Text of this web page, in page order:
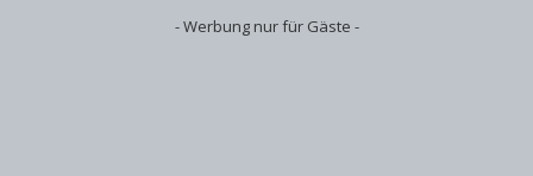
- Werbung nur für Gäste -